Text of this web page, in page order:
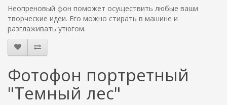
Неопреновый фон поможет осуществить любые ваши
творческие идеи. Его можно стирать в машине и
разглаживать утюгом.
Фотофон портретный
"Темный лес"